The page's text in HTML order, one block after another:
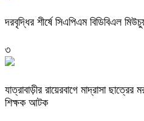
দরবৃদ্ধির শীর্ষে সিএপিএম বিডিবিএল
৩
যাত্রাবাড়ীর রায়েরবাগে মাদ্রাসা
শিক্ষক আটক